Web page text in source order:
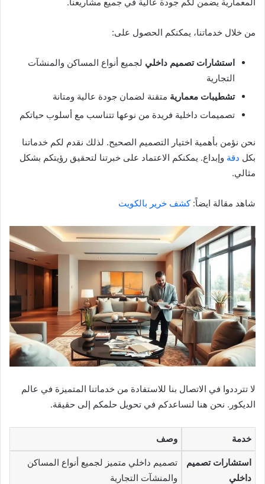
من خلال خدماتنا، يمكنكم الحصول على:
استشارات تصميم داخلي لجميع أنواع المساكن والمنشآت
التجارية
تشطيبات معمارية متقنة لضمان جودة عالية ومتانة
تصميمات داخلية فريدة من نوعها تتناسب مع أسلوب حياتكم
نحن نؤمن بأهمية اختيار التصميم الصحيح. لذلك نقدم لكم خدماتنا
بكل دقة وإبداع. يمكنكم الاعتماد على خبرتنا لتحقيق رؤيتكم بشكل
مثالي.
شاهد مقالة ايضاً:كشف خرير بالكويت
لا تترددوا في الاتصال بنا للاستفادة من خدماتنا المتميزة في عالم
الديكور. نحن هنا لنساعدكم في تحويل حلمكم إلى حقيقة.
خدمة وصف
استشارات تصميم
داخلي
تصميم داخلي متميز لجميع أنواع المساكن
والمنشآت التجارية